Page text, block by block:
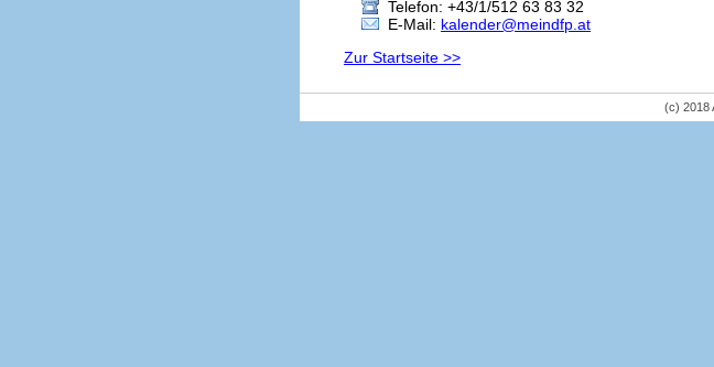
Telefon: +43/1/512 63 83 32
E-Mail: kalender@meindfp.at
Zur Startseite >>
(c) 2018